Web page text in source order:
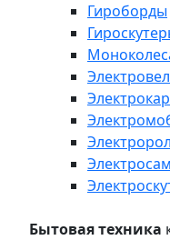
Гироборды
Бытовая техника